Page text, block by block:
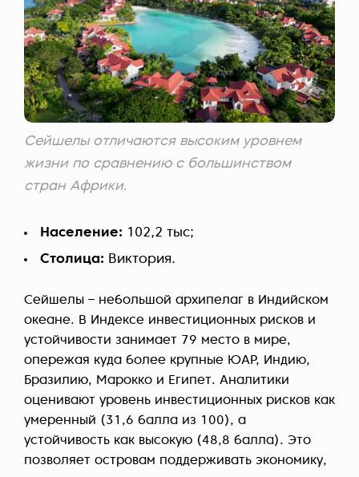
Сейшелы отличаются высоким уровнем
жизни по сравнению с большинством
стран Африки.
Население: 102,2 тыс;
Столица: Виктория.
Сейшелы – небольшой архипелаг в Индийском
океане. В Индексе инвестиционных рисков и
устойчивости занимает 79 место в мире,
опережая куда более крупные ЮАР, Индию,
Бразилию, Марокко и Египет. Аналитики
оценивают уровень инвестиционных рисков как
умеренный (31,6 балла из 100), а
устойчивость как высокую (48,8 балла). Это
позволяет островам поддерживать экономику,